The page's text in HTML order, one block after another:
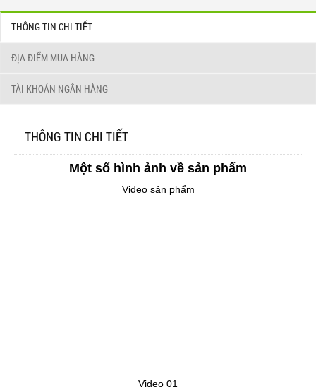
THÔNG TIN CHI TIẾT
ĐỊA ĐIỂM MUA HÀNG
TÀI KHOẢN NGÂN HÀNG
THÔNG TIN CHI TIẾT
Một số hình ảnh về sản phẩm
Video sản phẩm
Video 01